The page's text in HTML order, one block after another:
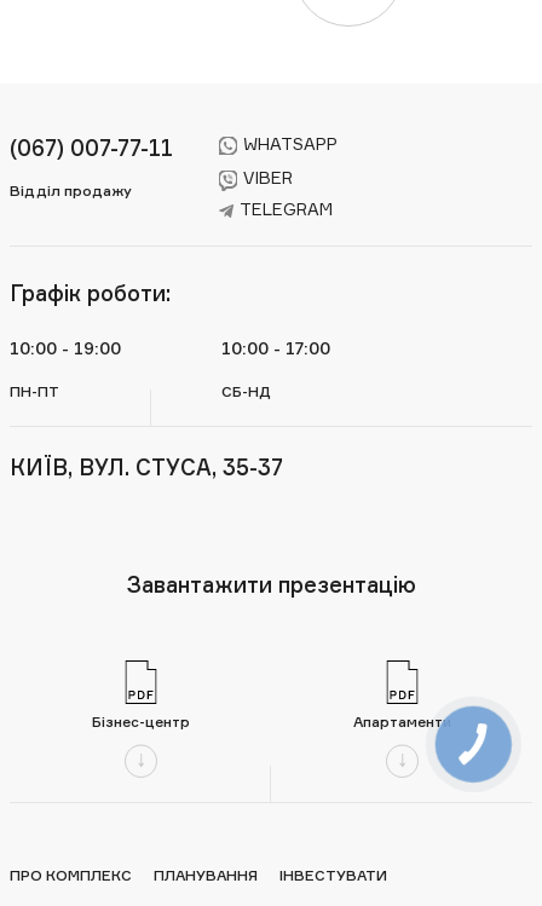
ПРО КОМПЛЕКС ПЛАНУВАННЯ ІНВЕСТУВАТИ
(067) 007-77-11
Відділ продажу
WHATSAPP
VIBER
TELEGRAM
Графік роботи:
10:00 - 19:00
ПН-ПТ
10:00 - 17:00
СБ-НД
КИЇВ, ВУЛ. СТУСА, 35-37
Завантажити презентацію
Бізнес-центр Апартаменти